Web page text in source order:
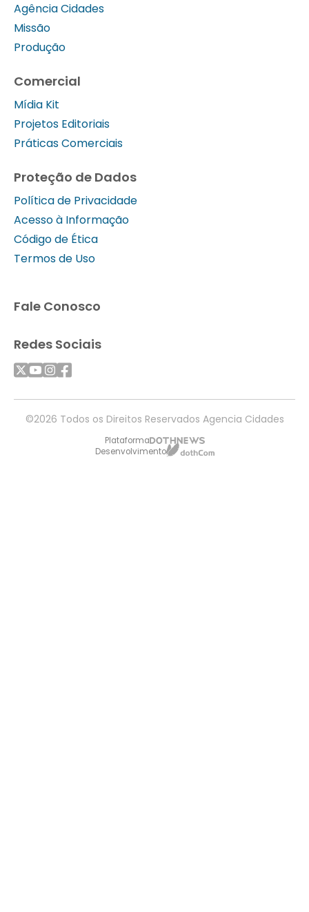
Agência Cidades
Missão
Produção
Comercial
Mídia Kit
Projetos Editoriais
Práticas Comerciais
Proteção de Dados
Política de Privacidade
Acesso à Informação
Código de Ética
Termos de Uso
Fale Conosco
Redes Sociais
©2026 Todos os Direitos Reservados Agencia Cidades
Plataforma
Desenvolvimento